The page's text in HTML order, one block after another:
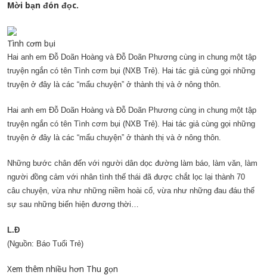
Mời bạn đón đọc.
Tình cơm bụi
Hai anh em Đỗ Doãn Hoàng và Đỗ Doãn Phương cùng in chung một tập
truyện ngắn có tên Tình cơm bụi (NXB Trẻ). Hai tác giả cùng gọi những
truyện ở đây là các “mẩu chuyện” ở thành thị và ở nông thôn.
Hai anh em Đỗ Doãn Hoàng và Đỗ Doãn Phương cùng in chung một tập
truyện ngắn có tên Tình cơm bụi (NXB Trẻ). Hai tác giả cùng gọi những
truyện ở đây là các “mẩu chuyện” ở thành thị và ở nông thôn.
Những bước chân đến với người dân dọc đường làm báo, làm văn, làm
người đồng cảm với nhân tình thế thái đã được chắt lọc lại thành 70
câu chuyện, vừa như những niềm hoài cổ, vừa như những đau đáu thế
sự sau những biến hiện đương thời…
L.Đ
(Nguồn: Báo Tuổi Trẻ)
Xem thêm nhiều hơn Thu gọn